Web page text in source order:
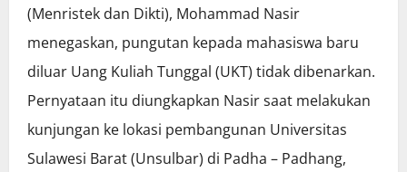
(Menristek dan Dikti), Mohammad Nasir
menegaskan, pungutan kepada mahasiswa baru
diluar Uang Kuliah Tunggal (UKT) tidak dibenarkan.
Pernyataan itu diungkapkan Nasir saat melakukan
kunjungan ke lokasi pembangunan Universitas
Sulawesi Barat (Unsulbar) di Padha – Padhang,